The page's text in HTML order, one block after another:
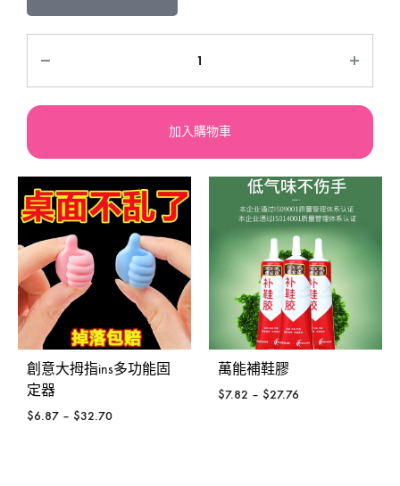
加入購物車
創意大拇指ins多功能固
定器
$6.87 – $32.70
萬能補鞋膠
$7.82 – $27.76